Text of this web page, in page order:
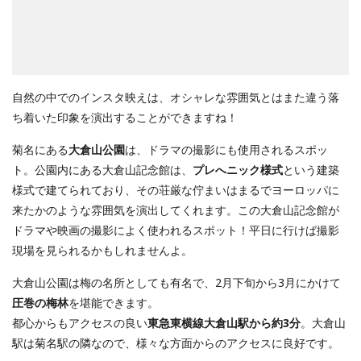
自然の中でのインスタ映えは、オシャレな雰囲気とはまた違う落
ち着いた印象を演出することができますね！
菊名にある大倉山公園は、ドラマの撮影にも使用されるスポッ
ト。公園内にある大倉山記念館は、 プレへニック様式という建築
様式で建てられており、その荘厳な佇まいはまるでヨーロッパに
来たかのような雰囲気を演出してくれます。この大倉山記念館が
ドラマや映画の撮影によく使われるスポット！平日に行けば撮影
現場を見られるかもしれませんよ。
大倉山公園は梅の名所としても有名で、2月下旬から3月にかけて
圧巻の梅林を堪能できます。
都心からもアクセスの良い東急東横線大倉山駅から約3分。大倉山
駅は菊名駅の隣なので、様々な方面からのアクセスに良好です。